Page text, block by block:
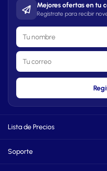
Mejores ofertas en tu
Regístrate para recibir
Lista de Precios
Soporte